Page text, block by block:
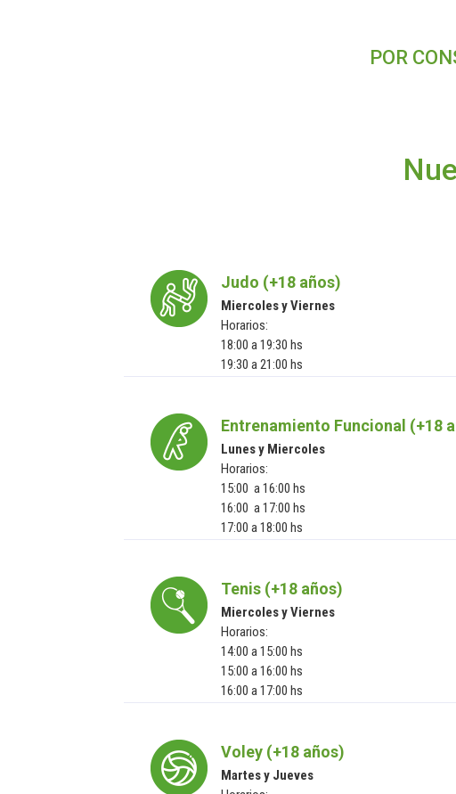
POR
Judo (+18 años)
Miercoles y Viernes
Horarios:
18:00 a 19:30 hs
19:30 a 21:00 hs
Entrenamiento Funcional (+18
Lunes y Miercoles
Horarios:
15:00 a 16:00 hs
16:00 a 17:00 hs
17:00 a 18:00 hs
Tenis (+18 años)
Miercoles y Viernes
Horarios:
14:00 a 15:00 hs
15:00 a 16:00 hs
16:00 a 17:00 hs
Voley (+18 años)
Martes y Jueves